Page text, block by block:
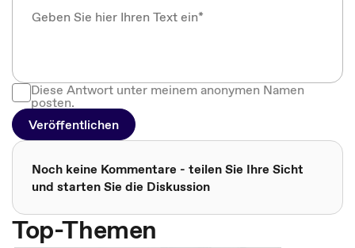
Diese Antwort unter meinem anonymen Namen
posten.
Veröffentlichen
Noch keine Kommentare - teilen Sie Ihre Sicht
und starten Sie die Diskussion
Top-Themen